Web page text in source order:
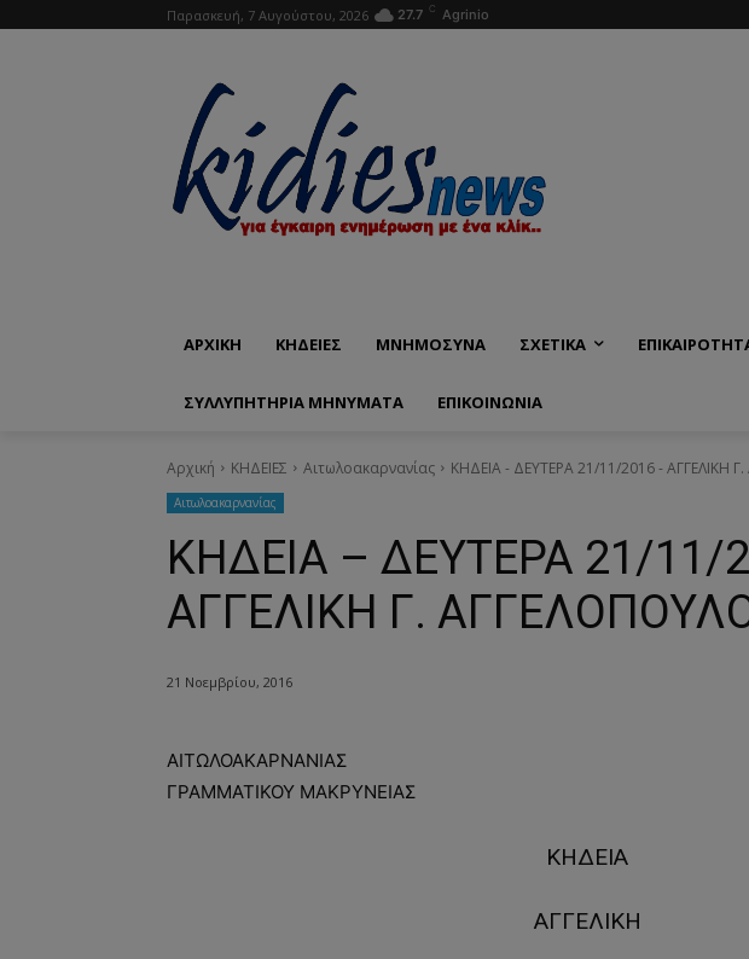
Παρασκευή, 7 Αυγούστου, 2026 27.7 C Agrinio
ΑΡΧΙΚΗ ΚΗΔΕΙΕΣ ΜΝΗΜΟΣΥΝΑ ΣΧΕΤΙΚΑ
ΣΥΛΛΥΠΗΤΗΡΙΑ ΜΗΝΥΜΑΤΑ ΕΠΙΚΟΙΝΩΝΊΑ
Αρχική ΚΗΔΕΙΕΣ Aιτωλοακαρνανίας ΚΗΔΕΙΑ - ΔΕΥΤΕΡΑ 21/11/2016 - ΑΓΓΕΛΙΚΗ
Aιτωλοακαρνανίας
ΚΗΔΕΙΑ – ΔΕΥΤΕΡΑ 21/11/
ΑΓΓΕΛΙΚΗ Γ.
21 Νοεμβρίου, 2016
ΑΙΤΩΛΟΑΚΑΡΝΑΝΙΑΣ
ΓΡΑΜΜΑΤΙΚΟΥ ΜΑΚΡΥΝΕΙΑΣ
ΚΗΔΕΙΑ
ΑΓΓΕΛΙΚΗ